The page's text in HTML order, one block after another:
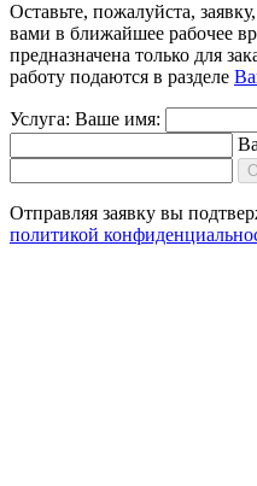
Оставьте, пожалуйста,
вами в ближайшее рабочее
предназначена только для
работу подаются в разделе
Услуга: Ваше имя:
Отправляя заявку вы
политикой